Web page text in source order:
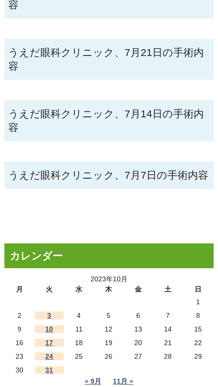
容
うえだ眼科クリニック、7月21日の手術内
容
うえだ眼科クリニック、7月14日の手術内
容
うえだ眼科クリニック、7月7日の手術内容
カレンダー
2023年10月
月
火 水 木 金 土
日
1
2
3 4 5 6 7
8
9
10 11 12 13 14
15
16
17 18 19 20 21
22
23
24 25 26 27 28
29
30
31
« 9月
11月 »